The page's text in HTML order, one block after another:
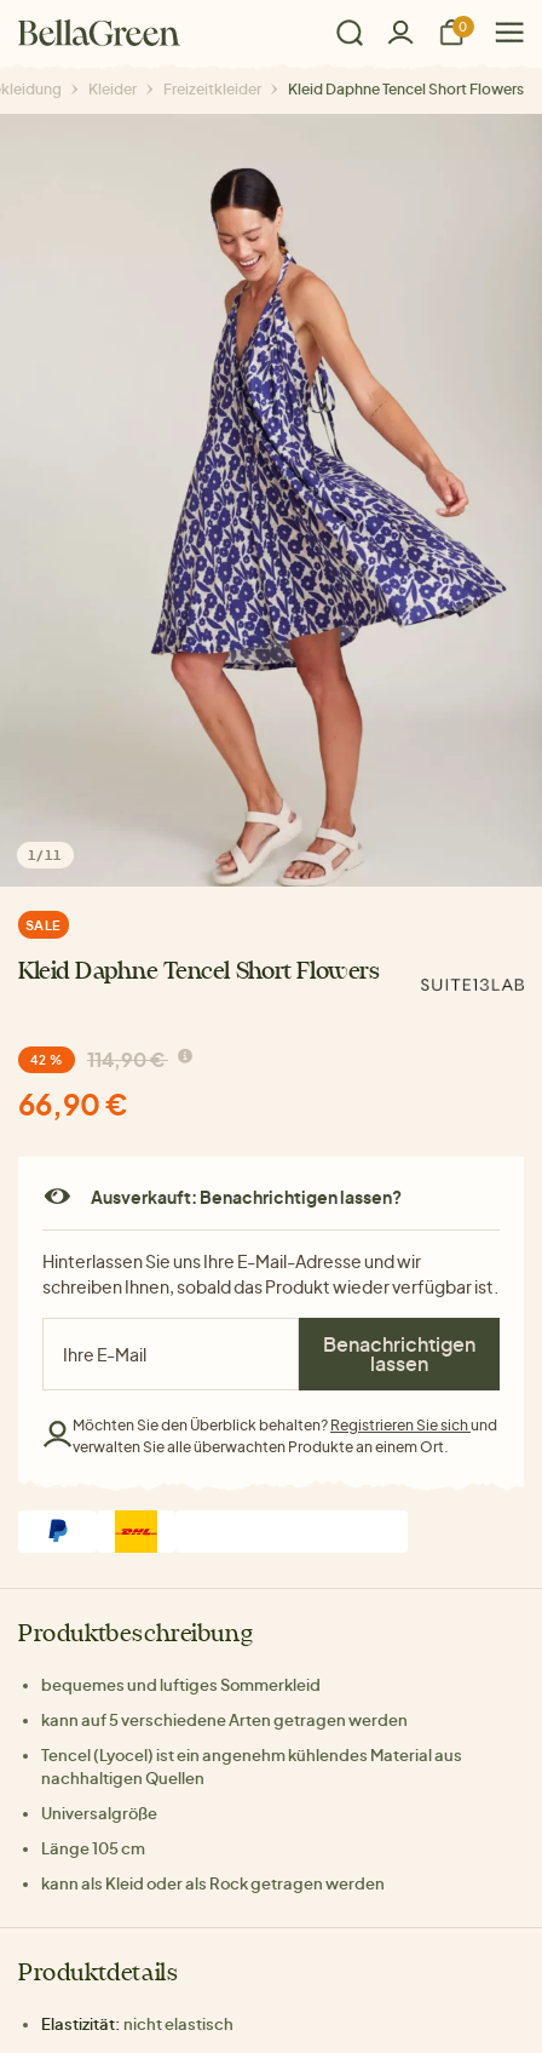
0
Kleider Freizeitkleider Kleid Daphne Tencel Short Flowers
1 / 11
SALE
Kleid Daphne Tencel Short Flowers
42 % 114,90 €
66,90 €
Ausverkauft: Benachrichtigen lassen?
Hinterlassen Sie uns Ihre E-Mail-Adresse und wir
schreiben Ihnen, sobald das Produkt wieder verfügbar ist.
Benachrichtigen
lassen
Möchten Sie den Überblick behalten? Registrieren Sie sichund
verwalten Sie alle überwachten Produkte an einem Ort.
Produktbeschreibung
bequemes und luftiges Sommerkleid
kann auf 5 verschiedene Arten getragen werden
Tencel (Lyocel) ist ein angenehm kühlendes Material aus
nachhaltigen Quellen
Universalgröße
Länge 105 cm
kann als Kleid oder als Rock getragen werden
Produktdetails
Elastizität: nicht elastisch